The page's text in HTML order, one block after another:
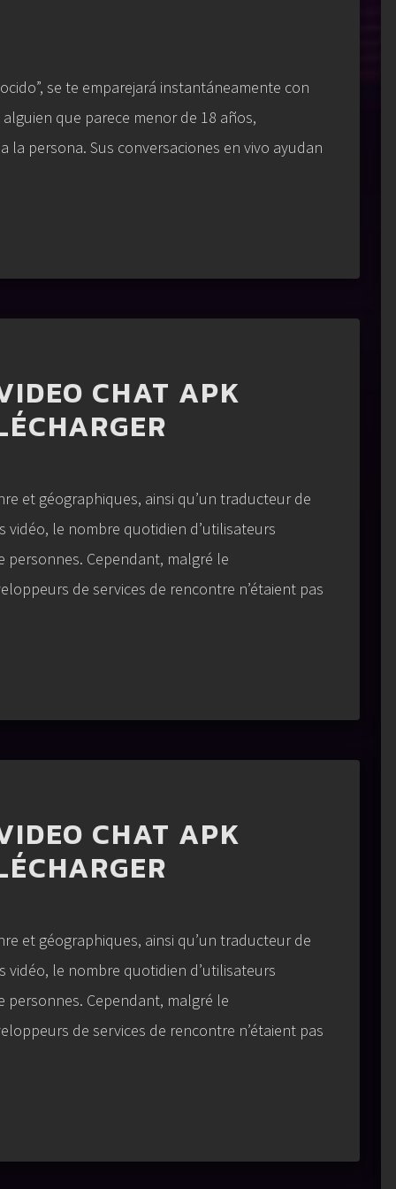
se te emparejará instantáneamente con
que parece menor de 18 años,
persona. Sus conversaciones en vivo ayudan
CHAT APK
et géographiques, ainsi qu’un traducteur de
vidéo, le nombre quotidien d’utilisateurs
Cependant, malgré le
de services de rencontre n’étaient pas
CHAT APK
et géographiques, ainsi qu’un traducteur de
vidéo, le nombre quotidien d’utilisateurs
Cependant, malgré le
de services de rencontre n’étaient pas